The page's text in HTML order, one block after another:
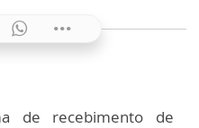
de recebimento de